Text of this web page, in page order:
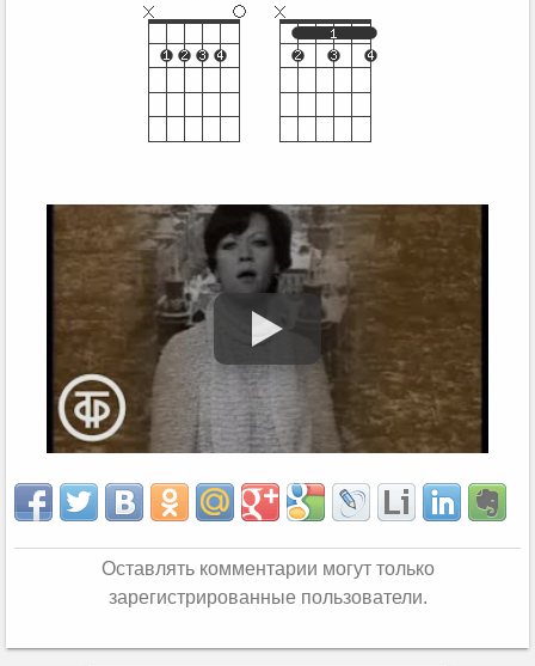
Оставлять комментарии могут только
зарегистрированные пользователи.